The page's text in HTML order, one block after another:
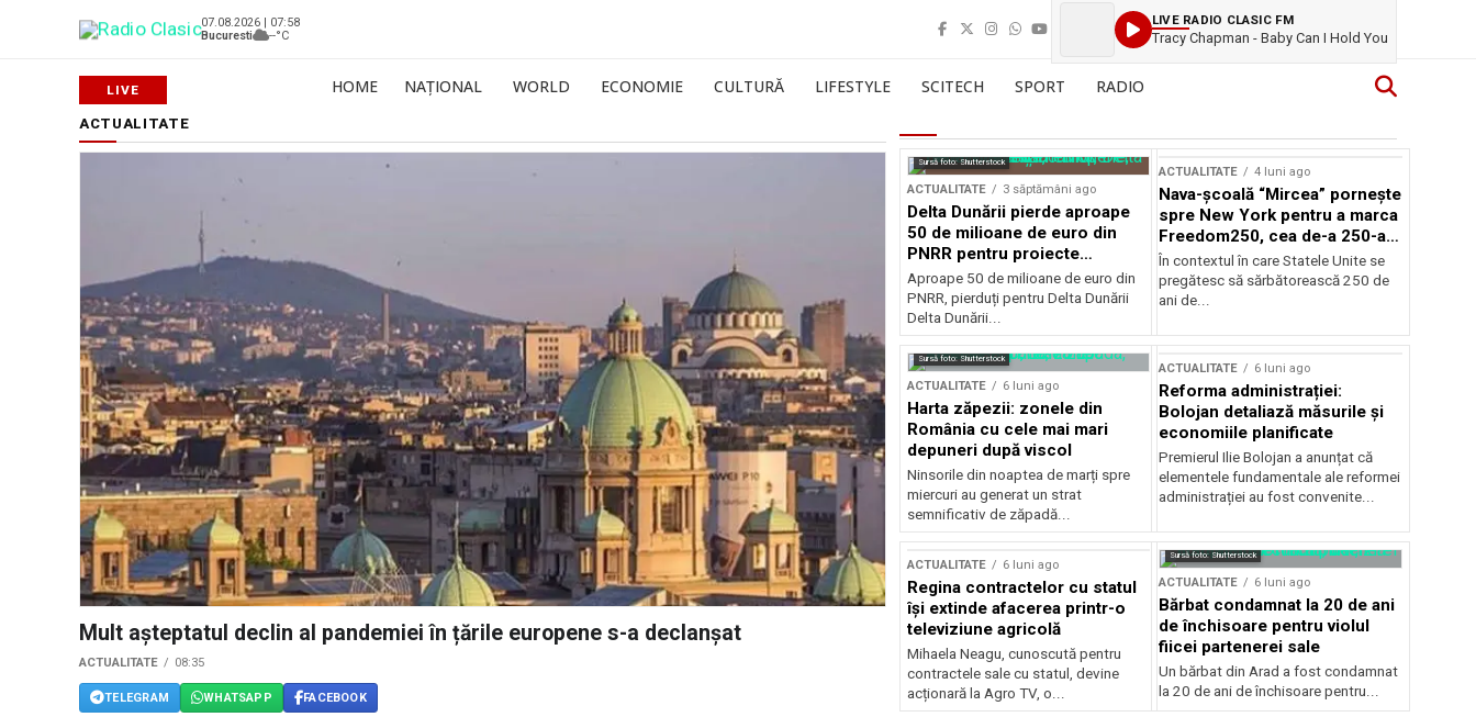
07.08.2026 | 07:58
Bucuresti
--°C
LIVE RADIO CLASIC FM
Tracy Chapman - Baby Can I Hold You
HOME NAȚIONAL WORLD ECONOMIE CULTURĂ LIFESTYLE SCITECH SPORT RADIO
ACTUALITATE
Mult așteptatul declin al pandemiei în țările europene s-a declanșat
ACTUALITATE 08:35
TELEGRAM WHATSAPP FACEBOOK
Sursă foto: Shutterstock
ACTUALITATE 3 săptămâni ago
Delta Dunării pierde aproape
50 de milioane de euro din
PNRR pentru proiecte
esențiale
Aproape 50 de milioane de euro din
PNRR, pierduți pentru Delta Dunării
Delta Dunării...
ACTUALITATE 4 luni ago
Nava-școală “Mircea” pornește
spre New York pentru a marca
Freedom250, cea de-a 250-a
aniversare a Statelor Unite
În contextul în care Statele Unite se
pregătesc să sărbătorească 250 de
ani de...
Sursă foto: Shutterstock
ACTUALITATE 6 luni ago
Harta zăpezii: zonele din
România cu cele mai mari
depuneri după viscol
Ninsorile din noaptea de marți spre
miercuri au generat un strat
semnificativ de zăpadă...
ACTUALITATE 6 luni ago
Reforma administrației:
Bolojan detaliază măsurile și
economiile planificate
Premierul Ilie Bolojan a anunțat că
elementele fundamentale ale reformei
administrației au fost convenite...
ACTUALITATE 6 luni ago
Regina contractelor cu statul
își extinde afacerea printr-o
televiziune agricolă
Mihaela Neagu, cunoscută pentru
contractele sale cu statul, devine
acționară la Agro TV, o...
Sursă foto: Shutterstock
ACTUALITATE 6 luni ago
Bărbat condamnat la 20 de ani
de închisoare pentru violul
fiicei partenerei sale
Un bărbat din Arad a fost condamnat
la 20 de ani de închisoare pentru...